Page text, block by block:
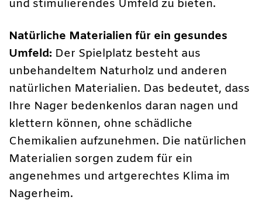
und stimulierendes Umfeld zu bieten.
Natürliche Materialien für ein gesundes
Umfeld: Der Spielplatz besteht aus
unbehandeltem Naturholz und anderen
natürlichen Materialien. Das bedeutet, dass
Ihre Nager bedenkenlos daran nagen und
klettern können, ohne schädliche
Chemikalien aufzunehmen. Die natürlichen
Materialien sorgen zudem für ein
angenehmes und artgerechtes Klima im
Nagerheim.